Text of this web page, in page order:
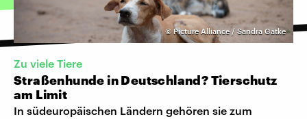
©Picture Alliance / Sandra Gätke
Zu viele Tiere
Straßenhunde in Deutschland? Tierschutz
am Limit
In südeuropäischen Ländern gehören sie zum